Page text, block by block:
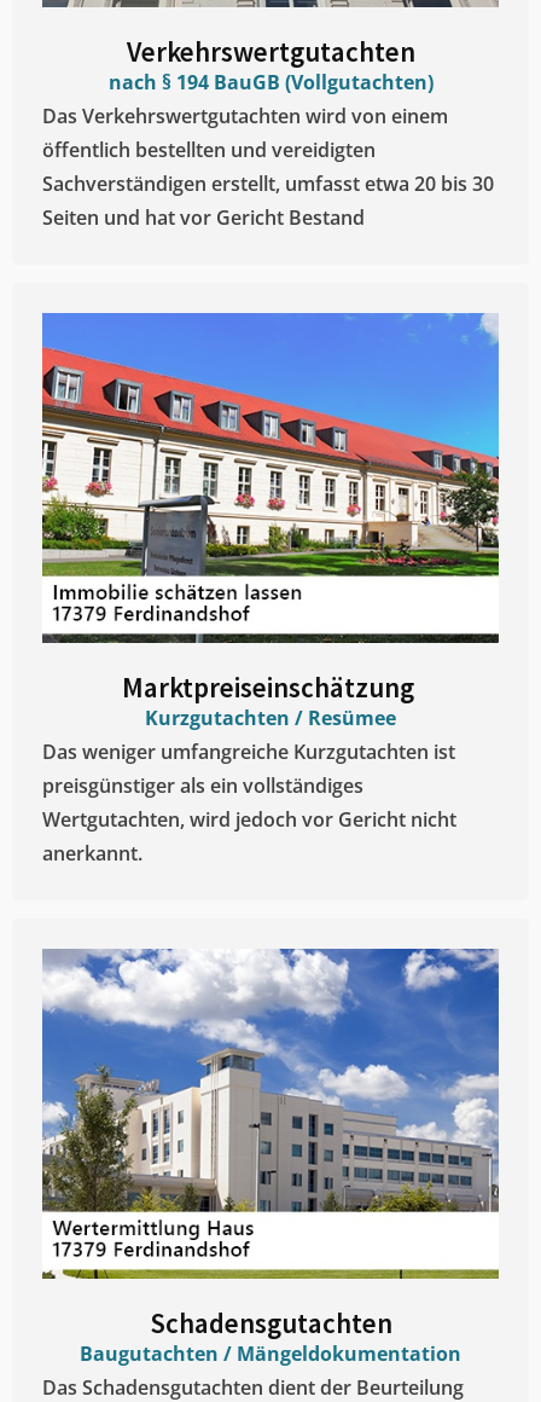
Verkehrswertgutachten
nach § 194 BauGB (Vollgutachten)
Das Verkehrswertgutachten wird von einem
öffentlich bestellten und vereidigten
Sachverständigen erstellt, umfasst etwa 20 bis 30
Seiten und hat vor Gericht Bestand
Marktpreiseinschätzung ​
Kurzgutachten / Resümee
Das weniger umfangreiche Kurzgutachten ist
preisgünstiger als ein vollständiges
Wertgutachten, wird jedoch vor Gericht nicht
anerkannt.
Schadensgutachten
Baugutachten / Mängeldokumentation
Das Schadensgutachten dient der Beurteilung